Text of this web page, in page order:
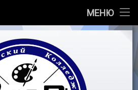
МЕНЮ